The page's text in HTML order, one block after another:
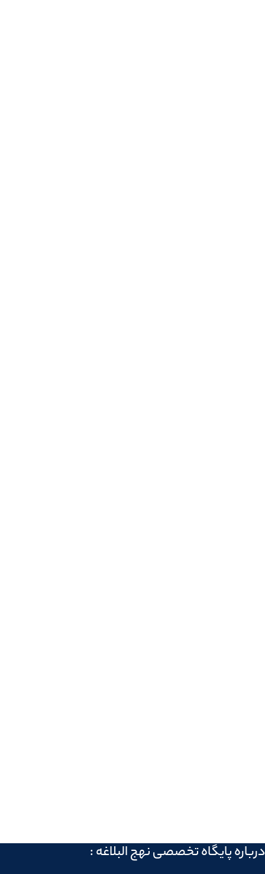
درباره پايگاه تخصصی نهج البلاغه :